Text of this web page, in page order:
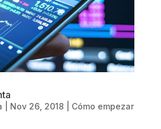
Nov 26, 2018 Cómo empezar